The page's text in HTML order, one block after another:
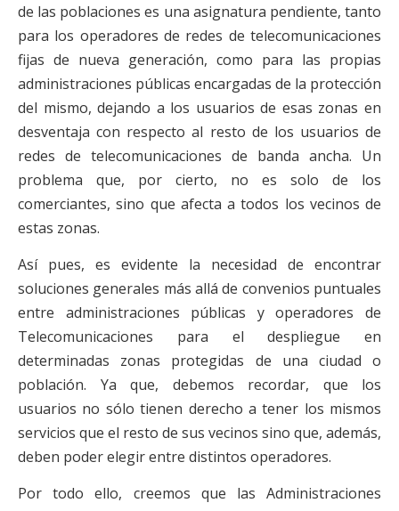
de las poblaciones es una asignatura pendiente, tanto
para los operadores de redes de telecomunicaciones
fijas de nueva generación, como para las propias
administraciones públicas encargadas de la protección
del mismo, dejando a los usuarios de esas zonas en
desventaja con respecto al resto de los usuarios de
redes de telecomunicaciones de banda ancha. Un
problema que, por cierto, no es solo de los
comerciantes, sino que afecta a todos los vecinos de
estas zonas.
Así pues, es evidente la necesidad de encontrar
soluciones generales más allá de convenios puntuales
entre administraciones públicas y operadores de
Telecomunicaciones para el despliegue en
determinadas zonas protegidas de una ciudad o
población. Ya que, debemos recordar, que los
usuarios no sólo tienen derecho a tener los mismos
servicios que el resto de sus vecinos sino que, además,
deben poder elegir entre distintos operadores.
Por todo ello, creemos que las Administraciones